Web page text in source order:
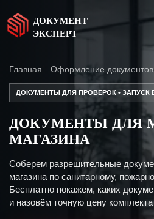
ДОКУМЕНТ
ЭКСПЕРТ
Главная Оформление документов
ДОКУМЕНТЫ ДЛЯ ПРОВЕРОК • ЗАПУСК
ДОКУМЕНТЫ ДЛЯ
МАГАЗИНА
Соберем разрешительные
магазина по санитарному,
Бесплатно покажем, каких
и назовём точную цену